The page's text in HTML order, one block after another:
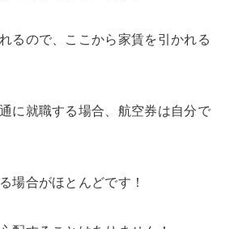
るので、ここから家賃を引かれる
に就職する場合、航空券は自分で
場合がほとんどです！